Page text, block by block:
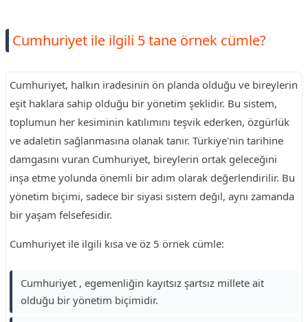
Cumhuriyet ile ilgili 5 tane örnek cümle?
Cumhuriyet, halkın iradesinin ön planda olduğu ve bireylerin
eşit haklara sahip olduğu bir yönetim şeklidir. Bu sistem,
toplumun her kesiminin katılımını teşvik ederken, özgürlük
ve adaletin sağlanmasına olanak tanır. Türkiye'nin tarihine
damgasını vuran Cumhuriyet, bireylerin ortak geleceğini
inşa etme yolunda önemli bir adım olarak değerlendirilir. Bu
yönetim biçimi, sadece bir siyasi sistem değil, aynı zamanda
bir yaşam felsefesidir.
Cumhuriyet ile ilgili kısa ve öz 5 örnek cümle:
Cumhuriyet , egemenliğin kayıtsız şartsız millete ait
olduğu bir yönetim biçimidir.